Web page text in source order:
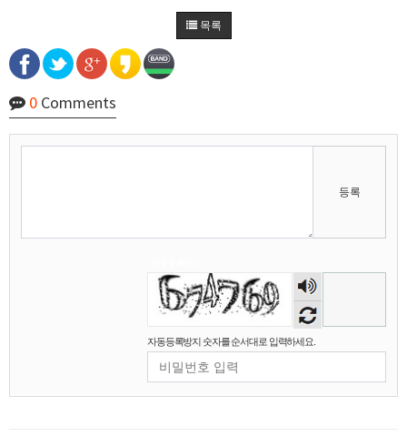
목록
0 Comments
등록
숫자
음성
듣기
자동등록방지 숫자를 순서대로 입력하세요.
2025년 09월 07일 일요일
오픈채팅 문의남겨놨습니다